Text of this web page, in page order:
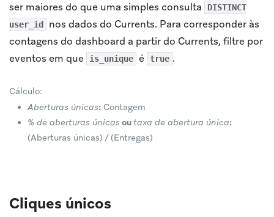
ser maiores do que uma simples consulta
DISTINCT
user_id
nos dados do Currents. Para corresponder às
contagens do dashboard a partir do Currents, filtre por
eventos em que
is_unique é true .
Cálculo:
Aberturas únicas: Contagem
% de aberturas únicasou taxa de abertura única:
(Aberturas únicas) / (Entregas)
Cliques únicos